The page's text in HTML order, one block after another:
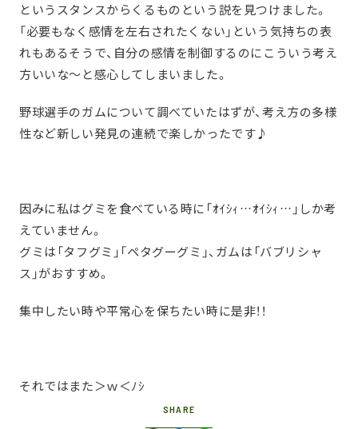
というスタンスからくるものという説を見つけました。
「必要もなく感情を左右されたくない」という気持ちの表
れもあるそうで、自分の感情を制御するのにこういう考え
方いいな～と感心してしまいました。
野球選手のガムについて調べていたはずが、考え方の多様
性など新しい発見の連続で楽しかったです♪
因みに私はグミを食べている時に「ｵｲｼｨ…ｵｲｼｨ…」しか考
えていません。
グミは「タフグミ」「ペタグーグミ」、ガムは「バブリシャ
ス」がおすすめ。
集中したい時や平常心を保ちたい時に是非！！
それではまた＞ｗ＜ﾉｼ
SHARE